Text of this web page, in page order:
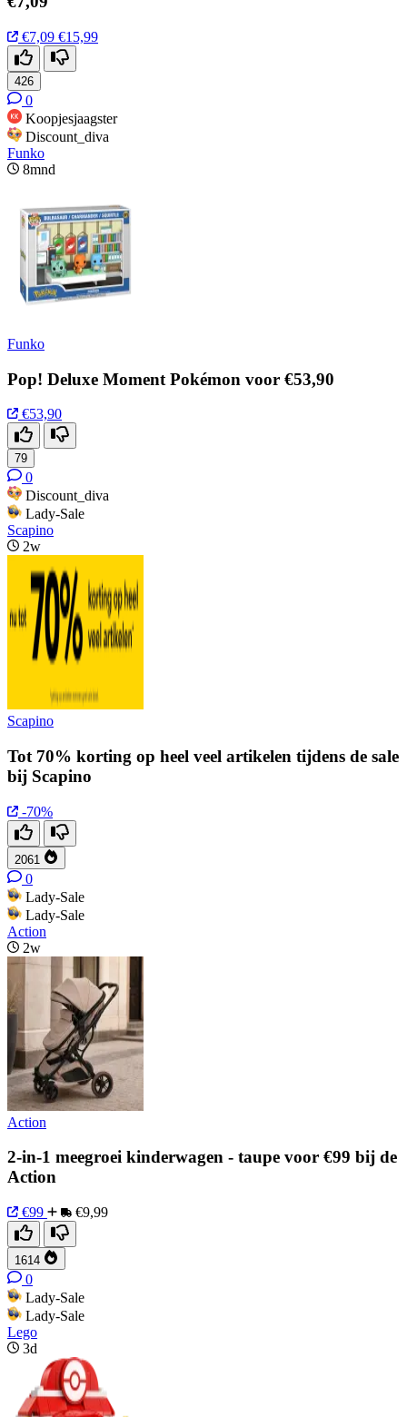
€7,09 €15,99
426
0
Koopjesjaagster
Discount_diva
Funko
8mnd
Funko
Pop! Deluxe Moment Pokémon voor €53,90
€53,90
79
0
Discount_diva
Lady-Sale
Scapino
2w
Scapino
Tot 70% korting op heel veel artikelen tijdens de sale
bij Scapino
-70%
2061
0
Lady-Sale
Lady-Sale
Action
2w
Action
2-in-1 meegroei kinderwagen - taupe voor €99 bij de
Action
€99 €9,99
1614
0
Lady-Sale
Lady-Sale
Lego
3d